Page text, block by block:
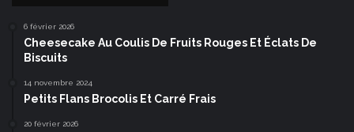
6 février 2026
Cheesecake Au Coulis De Fruits Rouges Et Éclats De
Biscuits
14 novembre 2024
Petits Flans Brocolis Et Carré Frais
20 février 2026